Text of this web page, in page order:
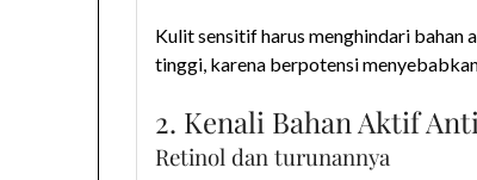
Kulit sensitif harus menghindari bahan
tinggi, karena berpotensi
2. Kenali Bahan Aktif
Retinol dan turunannya